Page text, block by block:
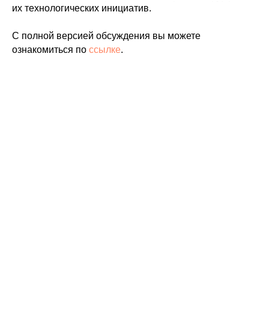
их технологических инициатив.
С полной версией обсуждения вы можете
ознакомиться по ссылке.